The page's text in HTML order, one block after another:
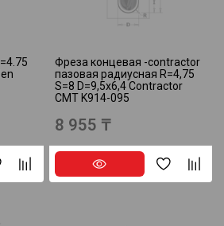
Фреза концевая -contractor
пазовая радиусная R=4,75
S=8 D=9,5x6,4 Contractor
CMT K914-095
8 955 ₸